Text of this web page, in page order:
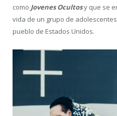
como Jovenes Ocultosy que se
vida de un grupo de
pueblo de Estados Unidos.